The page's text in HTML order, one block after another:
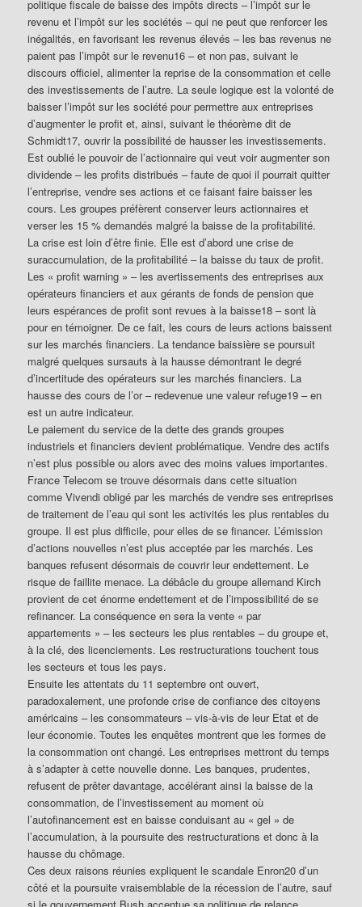
politique fiscale de baisse des impôts directs – l’impôt sur le
revenu et l’impôt sur les sociétés – qui ne peut que renforcer les
inégalités, en favorisant les revenus élevés – les bas revenus ne
paient pas l’impôt sur le revenu16 – et non pas, suivant le
discours officiel, alimenter la reprise de la consommation et celle
des investissements de l’autre. La seule logique est la volonté de
baisser l’impôt sur les société pour permettre aux entreprises
d’augmenter le profit et, ainsi, suivant le théorème dit de
Schmidt17, ouvrir la possibilité de hausser les investissements.
Est oublié le pouvoir de l’actionnaire qui veut voir augmenter son
dividende – les profits distribués – faute de quoi il pourrait quitter
l’entreprise, vendre ses actions et ce faisant faire baisser les
cours. Les groupes préfèrent conserver leurs actionnaires et
verser les 15 % demandés malgré la baisse de la profitabilité.
La crise est loin d’être finie. Elle est d’abord une crise de
suraccumulation, de la profitabilité – la baisse du taux de profit.
Les « profit warning » – les avertissements des entreprises aux
opérateurs financiers et aux gérants de fonds de pension que
leurs espérances de profit sont revues à la baisse18 – sont là
pour en témoigner. De ce fait, les cours de leurs actions baissent
sur les marchés financiers. La tendance baissière se poursuit
malgré quelques sursauts à la hausse démontrant le degré
d’incertitude des opérateurs sur les marchés financiers. La
hausse des cours de l’or – redevenue une valeur refuge19 – en
est un autre indicateur.
Le paiement du service de la dette des grands groupes
industriels et financiers devient problématique. Vendre des actifs
n’est plus possible ou alors avec des moins values importantes.
France Telecom se trouve désormais dans cette situation
comme Vivendi obligé par les marchés de vendre ses entreprises
de traitement de l’eau qui sont les activités les plus rentables du
groupe. Il est plus difficile, pour elles de se financer. L’émission
d’actions nouvelles n’est plus acceptée par les marchés. Les
banques refusent désormais de couvrir leur endettement. Le
risque de faillite menace. La débâcle du groupe allemand Kirch
provient de cet énorme endettement et de l’impossibilité de se
refinancer. La conséquence en sera la vente « par
appartements » – les secteurs les plus rentables – du groupe et,
à la clé, des licenciements. Les restructurations touchent tous
les secteurs et tous les pays.
Ensuite les attentats du 11 septembre ont ouvert,
paradoxalement, une profonde crise de confiance des citoyens
américains – les consommateurs – vis-à-vis de leur Etat et de
leur économie. Toutes les enquêtes montrent que les formes de
la consommation ont changé. Les entreprises mettront du temps
à s’adapter à cette nouvelle donne. Les banques, prudentes,
refusent de prêter davantage, accélérant ainsi la baisse de la
consommation, de l’investissement au moment où
l’autofinancement est en baisse conduisant au « gel » de
l’accumulation, à la poursuite des restructurations et donc à la
hausse du chômage.
Ces deux raisons réunies expliquent le scandale Enron20 d’un
côté et la poursuite vraisemblable de la récession de l’autre, sauf